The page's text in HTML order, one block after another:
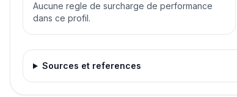
Aucune regle de surcharge de performance
dans ce profil.
Sources et references